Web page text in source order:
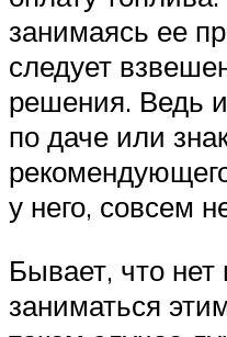
занимаясь ее
следует
решения. Ведь
по даче или
у него, совсем
Бывает, что
заниматься